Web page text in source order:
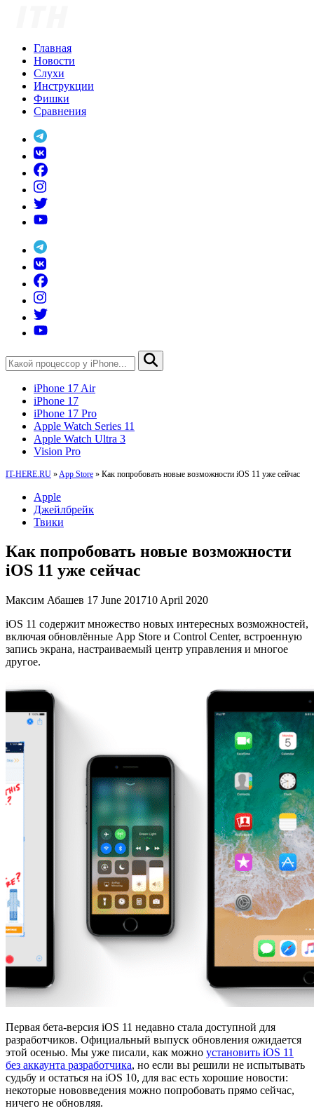
Главная
Новости
Слухи
Инструкции
Фишки
Сравнения
iPhone 17 Air
iPhone 17
iPhone 17 Pro
Apple Watch Series 11
Apple Watch Ultra 3
Vision Pro
IT-HERE.RU » App Store » Как попробовать новые возможности iOS 11 уже сейчас
Apple
Джейлбрейк
Твики
Как попробовать новые возможности
iOS 11 уже сейчас
Максим Абашев 17 June 201710 April 2020
iOS 11 содержит множество новых интересных возможностей,
включая обновлённые App Store и Control Center, встроенную
запись экрана, настраиваемый центр управления и многое
другое.
Первая бета-версия iOS 11 недавно стала доступной для
разработчиков. Официальный выпуск обновления ожидается
этой осенью. Мы уже писали, как можно установить iOS 11
без аккаунта разработчика, но если вы решили не испытывать
судьбу и остаться на iOS 10, для вас есть хорошие новости:
некоторые нововведения можно попробовать прямо сейчас,
ничего не обновляя.